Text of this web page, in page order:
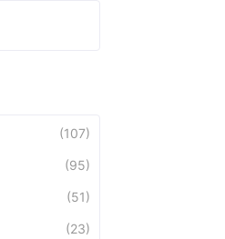
(107)
(95)
(51)
(23)